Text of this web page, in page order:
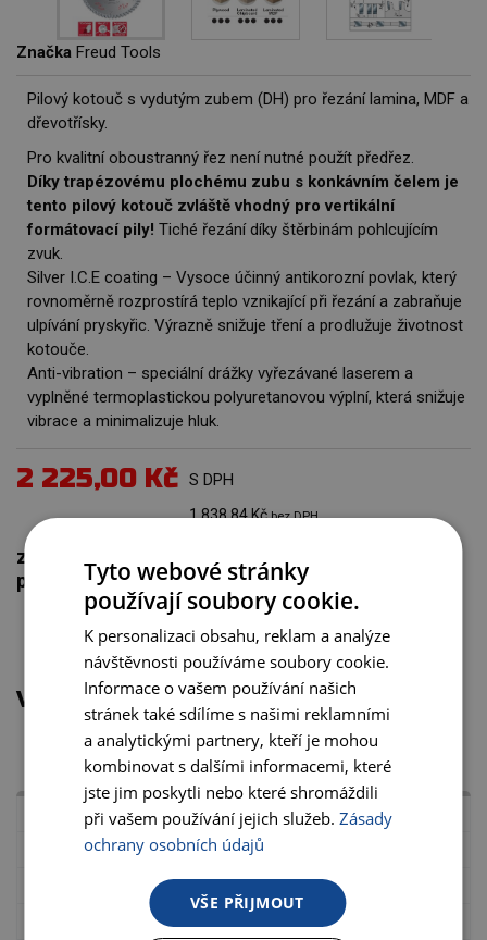
Značka Freud Tools
Pilový kotouč s vydutým zubem (DH) pro řezání lamina, MDF a
dřevotřísky.
Pro kvalitní oboustranný řez není nutné použít předřez.
Díky trapézovému plochému zubu s konkávním čelem je
tento pilový kotouč zvláště vhodný pro vertikální
formátovací pily! Tiché řezání díky štěrbinám pohlcujícím
zvuk.
Silver I.C.E coating – Vysoce účinný antikorozní povlak, který
rovnoměrně rozprostírá teplo vznikající při řezání a zabraňuje
ulpívání pryskyřic. Výrazně snižuje tření a prodlužuje životnost
kotouče.
Anti-vibration – speciální drážky vyřezávané laserem a
vyplněné termoplastickou polyuretanovou výplní, která snižuje
vibrace a minimalizuje hluk.
2 225,00 Kč S DPH
1 838,84 Kčbez DPH
zboží, které je skladem je odesíláno do dvou
pracovních dnů
VARIANTY PRODUKTU
LU3C 0300
3,2
2,2
Tyto webové stránky
používají soubory cookie.
K personalizaci obsahu, reklam a analýze
návštěvnosti používáme soubory cookie.
Informace o vašem používání našich
stránek také sdílíme s našimi reklamními
a analytickými partnery, kteří je mohou
kombinovat s dalšími informacemi, které
jste jim poskytli nebo které shromáždili
při vašem používání jejich služeb.Zásady
ochrany osobních údajů
VŠE PŘIJMOUT